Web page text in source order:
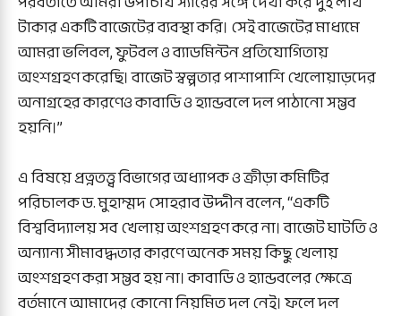
টাকার একটি বাজেটের ব্যবস্থা করি। সেই বাজেটের মাধ্যমে
আমরা ভলিবল, ফুটবল ও ব্যাডমিন্টন প্রতিযোগিতায়
অংশগ্রহণ করেছি। বাজেট স্বল্পতার পাশাপাশি খেলোয়াড়দের
অনাগ্রহের কারণেও কাবাডি ও হ্যান্ডবলে দল পাঠানো সম্ভব
হয়নি।”
এ বিষয়ে প্রত্নতত্ত্ব বিভাগের অধ্যাপক ও ক্রীড়া কমিটির
পরিচালক ড. মুহাম্মদ সোহরাব উদ্দীন বলেন, “একটি
বিশ্ববিদ্যালয় সব খেলায় অংশগ্রহণ করে না। বাজেট ঘাটতি ও
অন্যান্য সীমাবদ্ধতার কারণে অনেক সময় কিছু খেলায়
অংশগ্রহণ করা সম্ভব হয় না। কাবাডি ও হ্যান্ডবলের ক্ষেত্রে
বর্তমানে আমাদের কোনো নিয়মিত দল নেই। ফলে দল